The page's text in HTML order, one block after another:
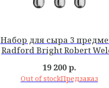
Набор для сыра 3
Radford Bright Robert
19 200 р.
Out of stock